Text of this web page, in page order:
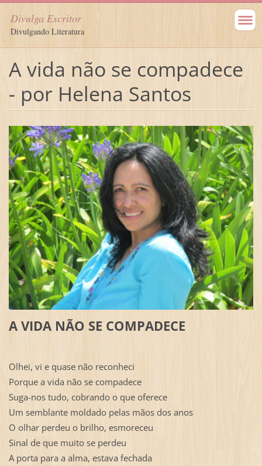
Divulga Escritor
Divulgando Literatura
A vida não se compadece
- por Helena Santos
A VIDA NÃO SE COMPADECE
Olhei, vi e quase não reconheci
Porque a vida não se compadece
Suga-nos tudo, cobrando o que oferece
Um semblante moldado pelas mãos dos anos
O olhar perdeu o brilho, esmoreceu
Sinal de que muito se perdeu
A porta para a alma, estava fechada